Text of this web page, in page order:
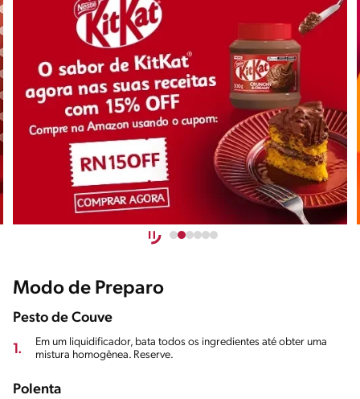
Modo de Preparo
Pesto de Couve
1.
Em um liquidificador, bata todos os ingredientes até obter uma
mistura homogênea. Reserve.
Polenta